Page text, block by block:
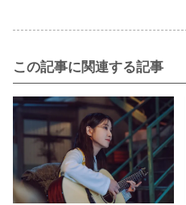
この記事に関連する記事